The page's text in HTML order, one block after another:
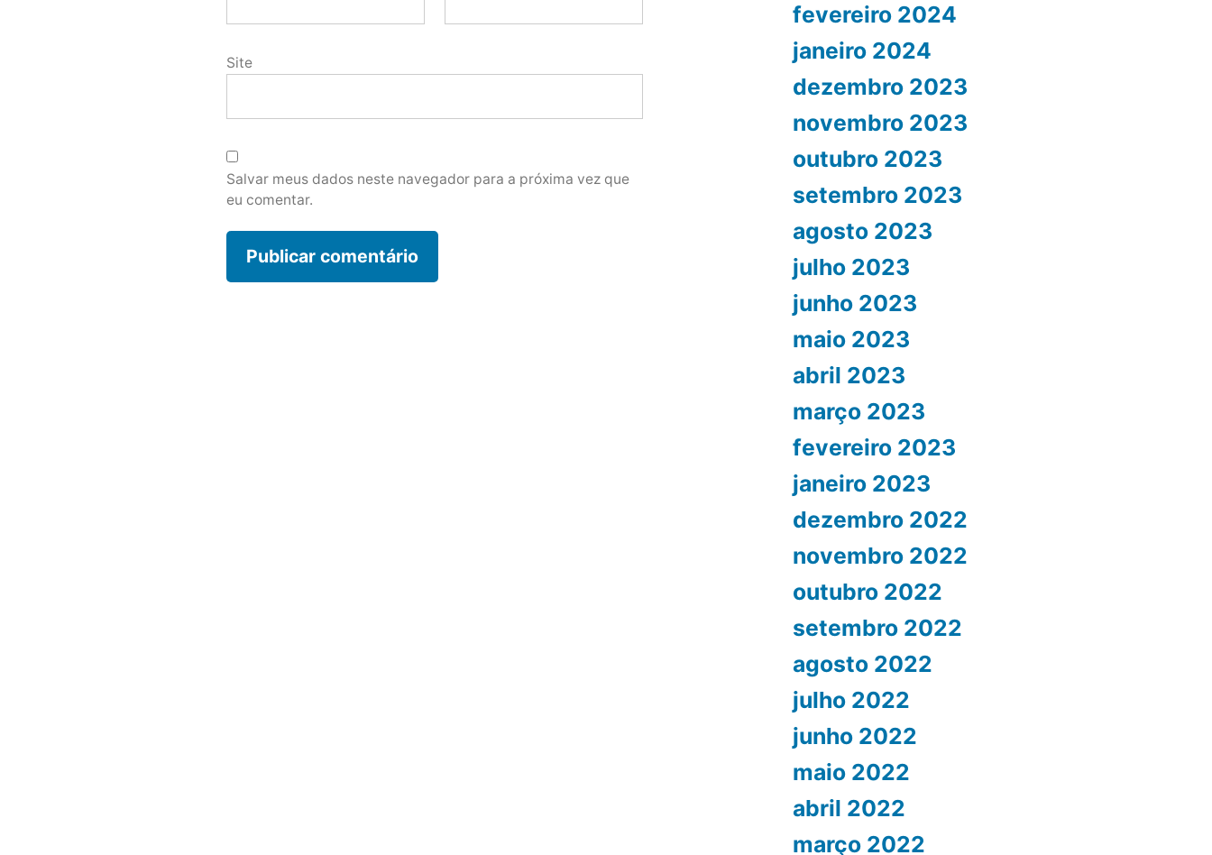
Site
Salvar meus dados neste navegador para a próxima vez que
eu comentar.
fevereiro 2024
janeiro 2024
dezembro 2023
novembro 2023
outubro 2023
setembro 2023
agosto 2023
julho 2023
junho 2023
maio 2023
abril 2023
março 2023
fevereiro 2023
janeiro 2023
dezembro 2022
novembro 2022
outubro 2022
setembro 2022
agosto 2022
julho 2022
junho 2022
maio 2022
abril 2022
março 2022